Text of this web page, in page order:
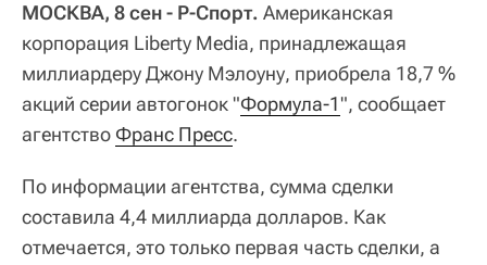
МОСКВА, 8 сен - Р-Спорт. Американская
корпорация Liberty Media, принадлежащая
миллиардеру Джону Мэлоуну, приобрела 18,7 %
акций серии автогонок "Формула-1", сообщает
агентство Франс Пресс.
По информации агентства, сумма сделки
составила 4,4 миллиарда долларов. Как
отмечается, это только первая часть сделки, а